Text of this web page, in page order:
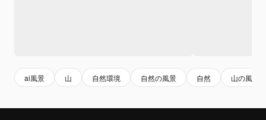
ai風景 山 自然環境 自然の風景 自然 山の風景